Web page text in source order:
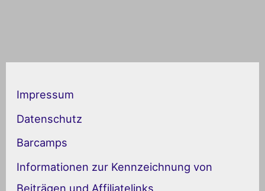
Impressum
Datenschutz
Barcamps
Informationen zur Kennzeichnung von
Beiträgen und Affiliatelinks
a
t
e